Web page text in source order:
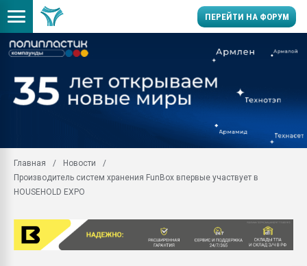
ПЕРЕЙТИ НА ФОРУМ
первый план в
пластмасс
ситуацией на
Продам отходы
поликарбоната и АБС-
Armaloy PC/ABS-1IM
Главная
Новости
Производитель систем хранения FunBox впервые участвует в
HOUSEHOLD EXPO